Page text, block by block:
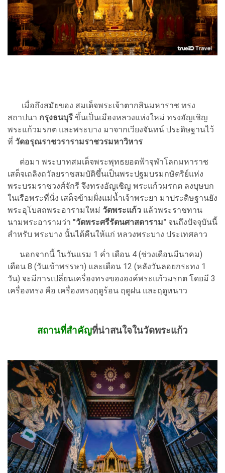
เมื่อถึงสมัยของ สมเด็จพระเจ้าตากสินมหาราช ทรง
สถาปนา กรุงธนบุรี ขึ้นเป็นเมืองหลวงแห่งใหม่ ทรงอัญเชิญ
พระแก้วมรกต และพระบาง มาจากเวียงจันทน์ ประดิษฐานไว้
ที่ วัดอรุณราชวรารามราชวรมหาวิหาร
ต่อมา พระบาทสมเด็จพระพุทธยอดฟ้าจุฬาโลกมหาราช
เสด็จเถลิงถวัลยราชสมบัติขึ้นเป็นพระปฐมบรมกษัตริย์แห่ง
พระบรมราชวงศ์จักรี จึงทรงอัญเชิญ พระแก้วมรกต ลงบุษบก
ในเรือพระที่นั่ง เสด็จข้ามฝั่งแม่น้ำเจ้าพระยา มาประดิษฐานยัง
พระอุโบสถพระอารามใหม่ วัดพระแก้ว แล้วพระราชทาน
นามพระอารามว่า "วัดพระศรีรัตนศาสดาราม" จนถึงปัจจุบันนี้
สำหรับ พระบาง นั้นได้คืนให้แก่ หลวงพระบาง ประเทศลาว
นอกจากนี้ ในวันแรม 1 ค่ำ เดือน 4 (ช่วงเดือนมีนาคม)
เดือน 8 (วันเข้าพรรษา) และเดือน 12 (หลังวันลอยกระทง 1
วัน) จะมีการเปลี่ยนเครื่องทรงขององค์พระแก้วมรกต โดยมี 3
เครื่องทรง คือ เครื่องทรงฤดูร้อน ฤดูฝน และฤดูหนาว
สถานที่สำคัญที่น่าสนใจในวัดพระแก้ว